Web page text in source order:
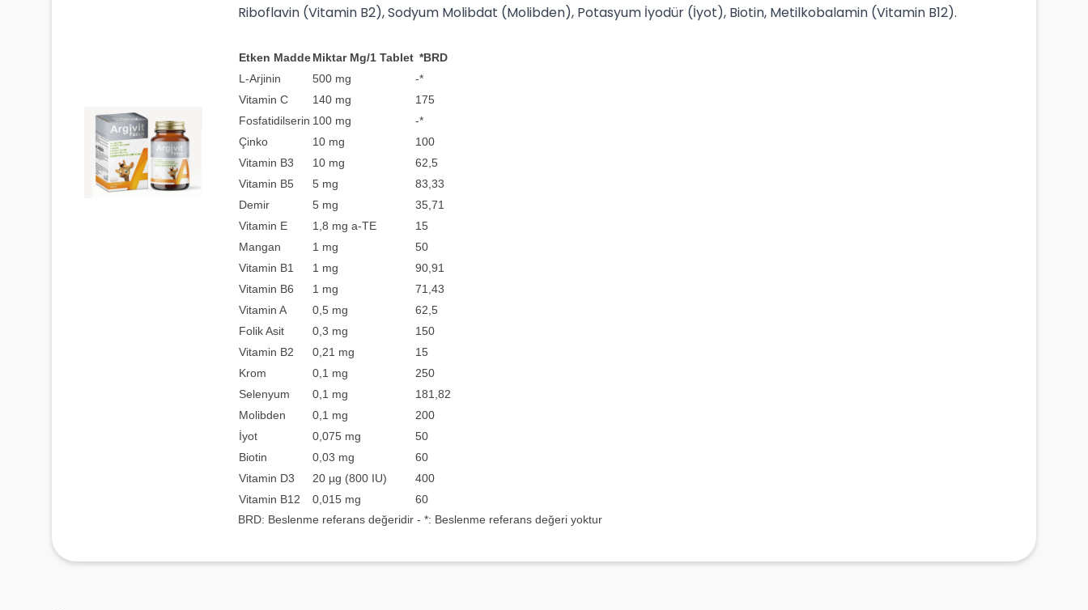
Riboflavin (Vitamin B2), Sodyum Molibdat (Molibden), Potasyum İyodür (İyot), Biotin, Metilkobalamin (Vitamin B12).
Etken MaddeMiktar Mg/1 Tablet *BRD
L-Arjinin
500 mg
-*
Vitamin C
140 mg
175
Fosfatidilserin 100 mg
-*
Çinko
10 mg
100
Vitamin B3
10 mg
62,5
Vitamin B5
5 mg
83,33
Demir
5 mg
35,71
Vitamin E
1,8 mg a-TE
15
Mangan
1 mg
50
Vitamin B1
1 mg
90,91
Vitamin B6
1 mg
71,43
Vitamin A
0,5 mg
62,5
Folik Asit
0,3 mg
150
Vitamin B2
0,21 mg
15
Krom
0,1 mg
250
Selenyum
0,1 mg
181,82
Molibden
0,1 mg
200
İyot
0,075 mg
50
Biotin
0,03 mg
60
Vitamin D3
20 µg (800 IU)
400
Vitamin B12
0,015 mg
60
BRD: Beslenme referans değeridir - *: Beslenme referans değeri yoktur